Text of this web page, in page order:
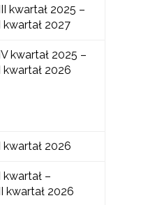
III kwartał 2025 –
I kwartał 2027
IV kwartał 2025 –
I kwartał 2026
I kwartał 2026
I kwartał –
II kwartał 2026